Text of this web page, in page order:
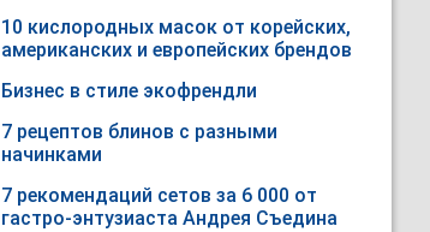
10 кислородных масок от корейских,
американских и европейских брендов
Бизнес в стиле экофрендли
7 рецептов блинов с разными
начинками
7 рекомендаций сетов за 6 000 от
гастро-энтузиаста Андрея Съедина